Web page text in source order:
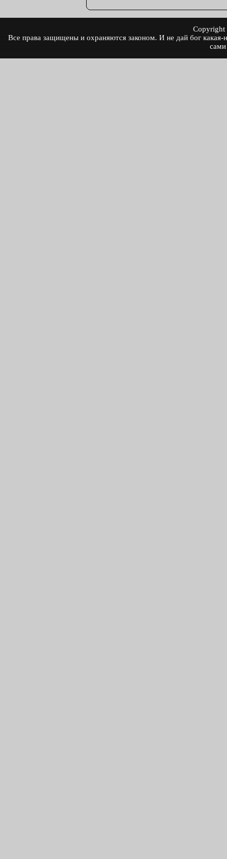
Все права защищены и охраняются законом. И не дай бог какая-
сами